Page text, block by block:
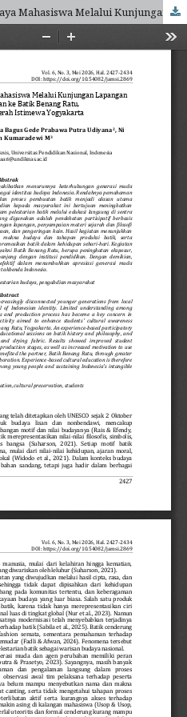
Peningkatan Kesadaran Budaya Mahasiswa Melalui Kunjungan Lapangan Berbasis Pengalaman ke Batik Benang Ratu, Kota Yogyakarta, Daerah Istimewa Yogyakarta